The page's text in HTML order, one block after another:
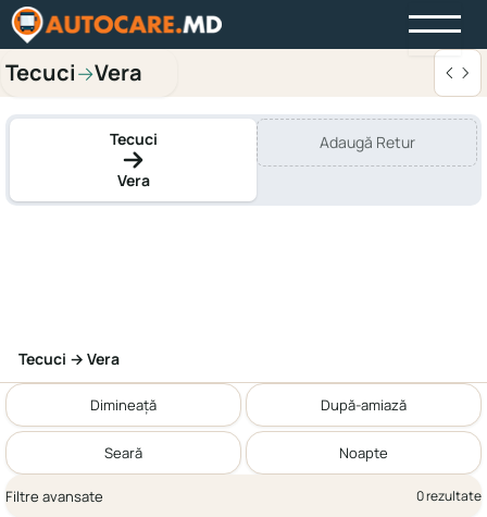
Tecuci→Vera
Tecuci
Vera
Adaugă Retur
Tecuci → Vera
Dimineață După-amiază
Seară Noapte
Filtre avansate 0 rezultate